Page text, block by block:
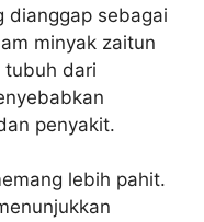
dianggap sebagai
minyak zaitun
tubuh dari
penyakit.
lebih pahit.